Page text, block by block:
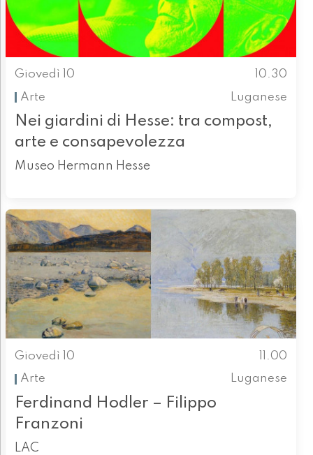
Giovedì 10
10.30
Arte
Luganese
Nei giardini di Hesse: tra compost,
arte e consapevolezza
Museo Hermann Hesse
Giovedì 10
11.00
Arte
Luganese
Ferdinand Hodler – Filippo
Franzoni
LAC